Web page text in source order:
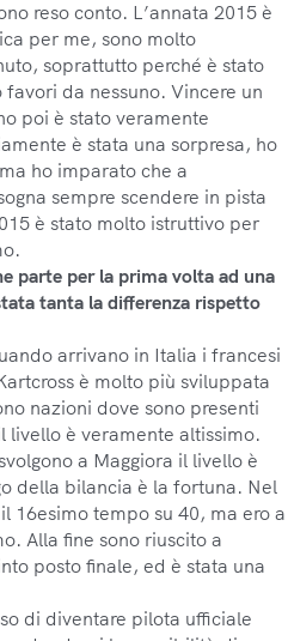
reso conto. L’annata 2015 è
per me, sono molto
soprattutto perché è stato
da nessuno. Vincere un
poi è stato veramente
è stata una sorpresa, ho
ho imparato che a
sempre scendere in pista
è stato molto istruttivo per
parte per la prima volta ad una
tanta la differenza rispetto
arrivano in Italia i francesi
è molto più sviluppata
nazioni dove sono presenti
è veramente altissimo.
a Maggiora il livello è
della bilancia è la fortuna. Nel
16esimo tempo su 40, ma ero a
Alla fine sono riuscito a
posto finale, ed è stata una
di diventare pilota ufficiale